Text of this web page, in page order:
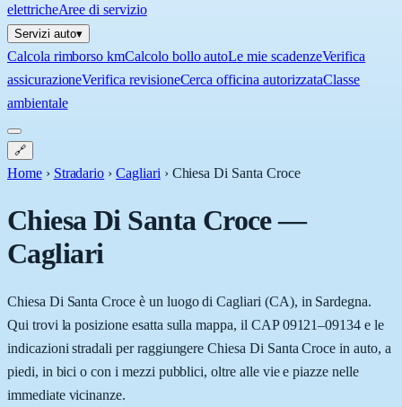
elettricheAree di servizio
Servizi auto▾
Calcola rimborso kmCalcolo bollo autoLe mie scadenzeVerifica
assicurazioneVerifica revisioneCerca officina autorizzataClasse
ambientale
🔗
Home › Stradario › Cagliari › Chiesa Di Santa Croce
Chiesa Di Santa Croce—
Cagliari
Chiesa Di Santa Croce è un luogo di Cagliari (CA), in Sardegna.
Qui trovi la posizione esatta sulla mappa, il CAP 09121–09134 e le
indicazioni stradali per raggiungere Chiesa Di Santa Croce in auto, a
piedi, in bici o con i mezzi pubblici, oltre alle vie e piazze nelle
immediate vicinanze.